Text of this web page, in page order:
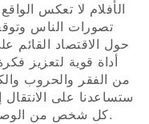
الأفلام لا تعكس
تصورات الناس
حول الاقتصاد القائم
أداة قوية لتعزيز
من الفقر والحروب
ستساعدنا على
كل شخص من الوصول إلى الموارد اللازمة لحياة كريمة.